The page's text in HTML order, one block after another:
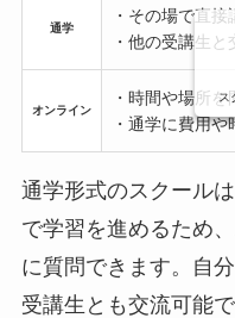
通学
・その場で直
・他の受講生
オンライン
・時間や場所
・通学に費用
ス
通学形式のスクール
で学習を進めるため
に質問できます。自
受講生とも交流可能で